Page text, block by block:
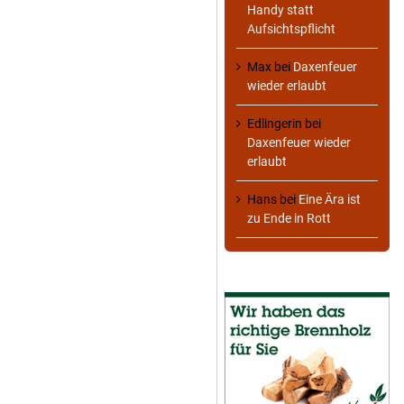
Handy statt
Aufsichtspflicht
Max bei Daxenfeuer
wieder erlaubt
Edlingerin bei
Daxenfeuer wieder
erlaubt
Hans bei Eine Ära ist
zu Ende in Rott